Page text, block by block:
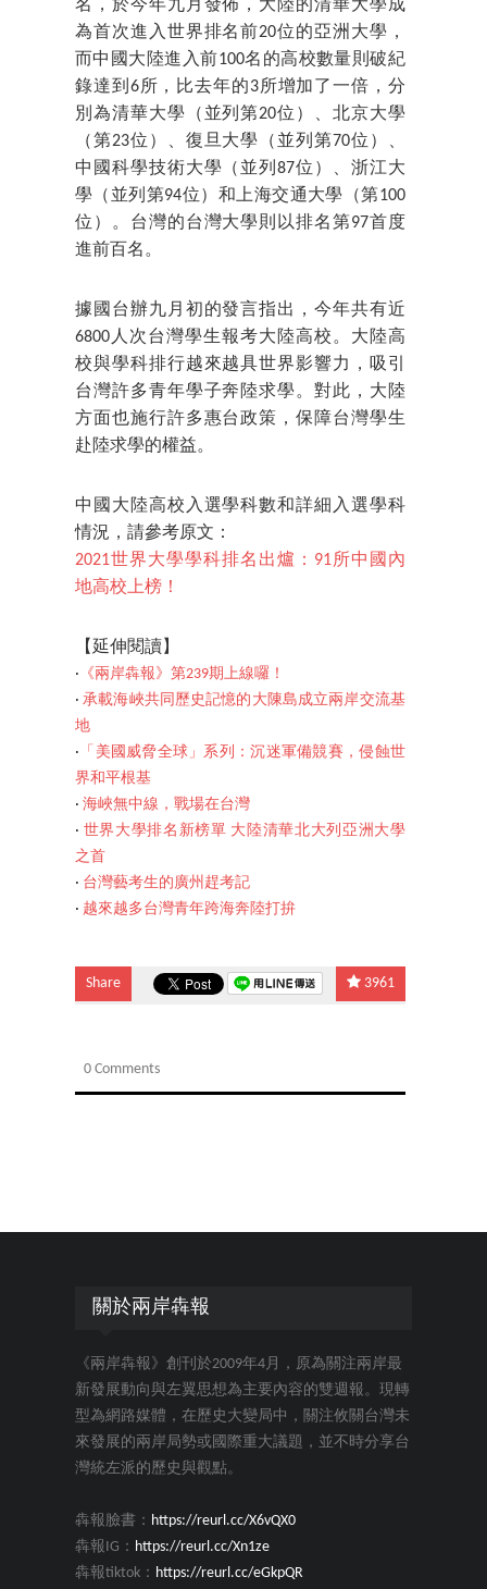
名，於今年九月發佈，大陸的清華大學成
為首次進入世界排名前20位的亞洲大學，
而中國大陸進入前100名的高校數量則破紀
錄達到6所，比去年的3所增加了一倍，分
別為清華大學（並列第20位）、北京大學
（第23位）、復旦大學（並列第70位）、
中國科學技術大學（並列87位）、浙江大
學（並列第94位）和上海交通大學（第100
位）。台灣的台灣大學則以排名第97首度
進前百名。
據國台辦九月初的發言指出，今年共有近
6800人次台灣學生報考大陸高校。大陸高
校與學科排行越來越具世界影響力，吸引
台灣許多青年學子奔陸求學。對此，大陸
方面也施行許多惠台政策，保障台灣學生
赴陸求學的權益。
中國大陸高校入選學科數和詳細入選學科
情況，請參考原文：
2021世界大學學科排名出爐：91所中國內
地高校上榜！
【延伸閱讀】
‧ 《兩岸犇報》第239期上線囉！
‧承載海峽共同歷史記憶的大陳島成立兩岸交流基
地
‧ 「美國威脅全球」系列：沉迷軍備競賽，侵蝕世
界和平根基
‧ 海峽無中線，戰場在台灣
‧ 世界大學排名新榜單 大陸清華北大列亞洲大學
之首
‧ 台灣藝考生的廣州趕考記
‧ 越來越多台灣青年跨海奔陸打拚
Share 3961
0 Comments
關於兩岸犇報
《兩岸犇報》創刊於2009年4月，原為關注兩岸最
新發展動向與左翼思想為主要內容的雙週報。現轉
型為網路媒體，在歷史大變局中，關注攸關台灣未
來發展的兩岸局勢或國際重大議題，並不時分享台
灣統左派的歷史與觀點。
犇報臉書： https://reurl.cc/X6vQX0
犇報IG： https://reurl.cc/Xn1ze
犇報tiktok： https://reurl.cc/eGkpQR